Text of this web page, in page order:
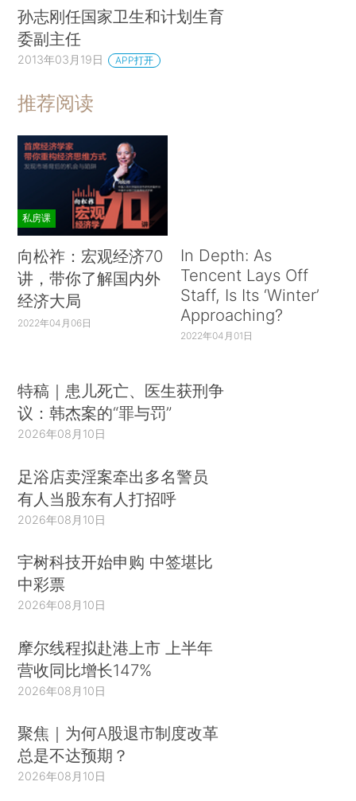
孙志刚任国家卫生和计划生育
委副主任
2013年03月19日 APP打开
推荐阅读
私房课
向松祚：宏观经济70
讲，带你了解国内外
经济大局
2022年04月06日
In Depth: As
Tencent Lays Off
Staff, Is Its ‘Winter’
Approaching?
2022年04月01日
特稿｜患儿死亡、医生获刑争
议：韩杰案的“罪与罚”
2026年08月10日
足浴店卖淫案牵出多名警员
有人当股东有人打招呼
2026年08月10日
宇树科技开始申购 中签堪比
中彩票
2026年08月10日
摩尔线程拟赴港上市 上半年
营收同比增长147%
2026年08月10日
聚焦｜为何A股退市制度改革
总是不达预期？
2026年08月10日